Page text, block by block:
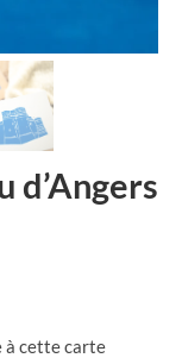
d’Angers
à cette carte